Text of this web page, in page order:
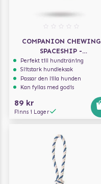
COMPANION CHEWING
SPACESHIP -
AKTIVERINGSLEKSAK
Perfekt till hundträning
Slitstark hundleksak
Passar den lilla hunden
Kan fyllas med godis
89 kr
Finns i Lager